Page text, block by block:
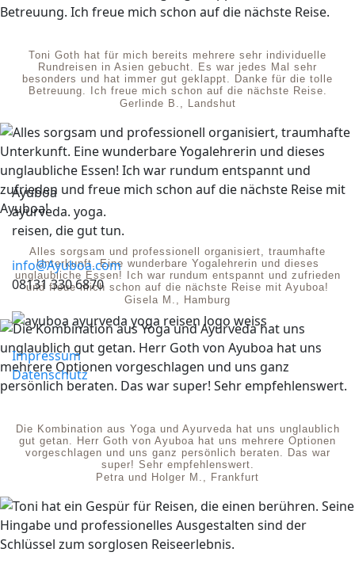
Toni Goth hat für mich bereits mehrere sehr individuelle
Rundreisen in Asien gebucht. Es war jedes Mal sehr
besonders und hat immer gut geklappt. Danke für die tolle
Betreuung. Ich freue mich schon auf die nächste Reise.
Gerlinde B., Landshut
Alles sorgsam und professionell organisiert, traumhafte
Unterkunft. Eine wunderbare Yogalehrerin und dieses
unglaubliche Essen! Ich war rundum entspannt und zufrieden
und freue mich schon auf die nächste Reise mit Ayuboa!
Gisela M., Hamburg
Die Kombination aus Yoga und Ayurveda hat uns unglaublich
gut getan. Herr Goth von Ayuboa hat uns mehrere Optionen
vorgeschlagen und uns ganz persönlich beraten. Das war
super! Sehr empfehlenswert.
Petra und Holger M., Frankfurt
Ayuboa
ayurveda. yoga.
reisen, die gut tun.
info@Ayuboa.com
08131 330 6870
Impressum
Datenschutz